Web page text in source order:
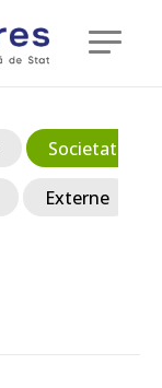
Societate
Externe